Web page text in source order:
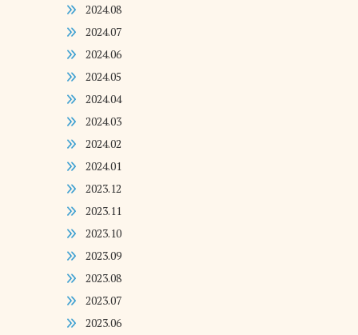
2024.08
2024.07
2024.06
2024.05
2024.04
2024.03
2024.02
2024.01
2023.12
2023.11
2023.10
2023.09
2023.08
2023.07
2023.06